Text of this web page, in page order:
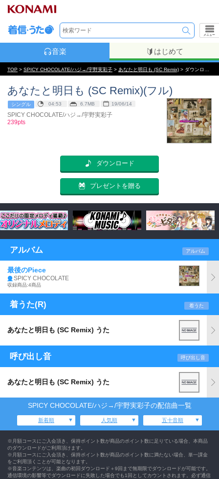
メニュー
音楽 はじめて
TOP > SPICY CHOCOLATE/ハジ→/宇野実彩子 > あなたと明日も (SC Remix) > ダウンロード
あなたと明日も (SC Remix)(フル)
シングル 04:53 6.7MB 19/06/14
SPICY CHOCOLATE/ハジ→/宇野実彩子
239pts
ダウンロード
プレゼントを贈る
アルバム アルバム
最後のPiece
SPICY CHOCOLATE
収録商品:4商品
着うた(R) 着うた
あなたと明日も (SC Remix) うた
呼び出し音 呼び出し音
あなたと明日も (SC Remix) うた
SPICY CHOCOLATE/ハジ→/宇野実彩子の配信曲一覧
新着順 人気順 五十音順
※月額コースにご入会頂き、保持ポイント数が商品のポイント数に足りている場合、本商品
のダウンロードがご利用頂けます。
※月額コースにご入会頂き、保持ポイント数が商品のポイント数に満たない場合、単一課金
をご利用頂くことが可能となります。
※音楽コンテンツは、楽曲の初回ダウンロード＋9回まで無期限でダウンロードが可能です。
通信環境の影響等でダウンロードに失敗した場合でも1回としてカウントされます。必ず通信